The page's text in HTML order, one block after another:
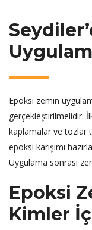
Epoksi zemin
gerçekleştirilmelidir.
kaplamalar ve tozlar
epoksi karışımı
Uygulama sonrası
Epoksi
Kimler